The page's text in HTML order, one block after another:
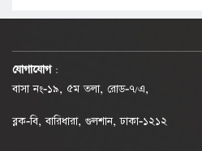
যোগাযোগ :
বাসা নং-১৯, ৫ম তলা, রোড-৭/এ,
ব্লক-বি, বারিধারা, গুলশান, ঢাকা-১২১২